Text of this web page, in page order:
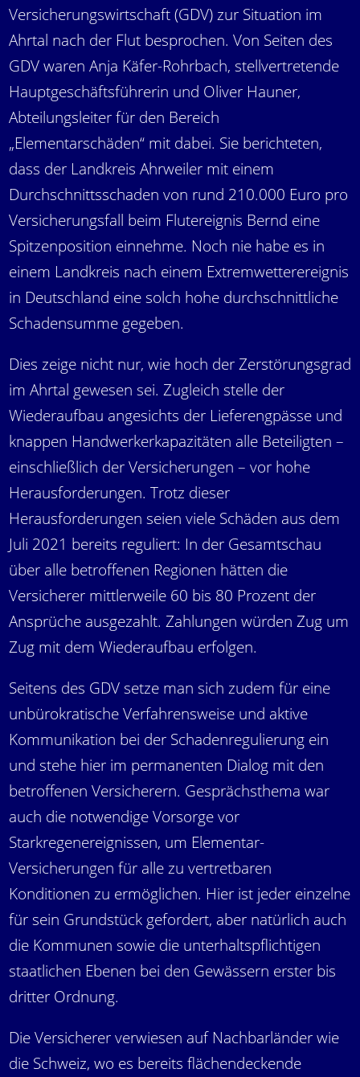
Versicherungswirtschaft (GDV) zur Situation im
Ahrtal nach der Flut besprochen. Von Seiten des
GDV waren Anja Käfer-Rohrbach, stellvertretende
Hauptgeschäftsführerin und Oliver Hauner,
Abteilungsleiter für den Bereich
„Elementarschäden“ mit dabei. Sie berichteten,
dass der Landkreis Ahrweiler mit einem
Durchschnittsschaden von rund 210.000 Euro pro
Versicherungsfall beim Flutereignis Bernd eine
Spitzenposition einnehme. Noch nie habe es in
einem Landkreis nach einem Extremwetterereignis
in Deutschland eine solch hohe durchschnittliche
Schadensumme gegeben.
Dies zeige nicht nur, wie hoch der Zerstörungsgrad
im Ahrtal gewesen sei. Zugleich stelle der
Wiederaufbau angesichts der Lieferengpässe und
knappen Handwerkerkapazitäten alle Beteiligten –
einschließlich der Versicherungen – vor hohe
Herausforderungen. Trotz dieser
Herausforderungen seien viele Schäden aus dem
Juli 2021 bereits reguliert: In der Gesamtschau
über alle betroffenen Regionen hätten die
Versicherer mittlerweile 60 bis 80 Prozent der
Ansprüche ausgezahlt. Zahlungen würden Zug um
Zug mit dem Wiederaufbau erfolgen.
Seitens des GDV setze man sich zudem für eine
unbürokratische Verfahrensweise und aktive
Kommunikation bei der Schadenregulierung ein
und stehe hier im permanenten Dialog mit den
betroffenen Versicherern. Gesprächsthema war
auch die notwendige Vorsorge vor
Starkregenereignissen, um Elementar-
Versicherungen für alle zu vertretbaren
Konditionen zu ermöglichen. Hier ist jeder einzelne
für sein Grundstück gefordert, aber natürlich auch
die Kommunen sowie die unterhaltspflichtigen
staatlichen Ebenen bei den Gewässern erster bis
dritter Ordnung.
Die Versicherer verwiesen auf Nachbarländer wie
die Schweiz, wo es bereits flächendeckende